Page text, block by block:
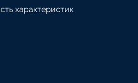
характеристик